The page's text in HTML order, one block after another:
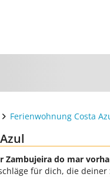
Ferienwohnung Costa
Zambujeira do mar
für dich, die deiner